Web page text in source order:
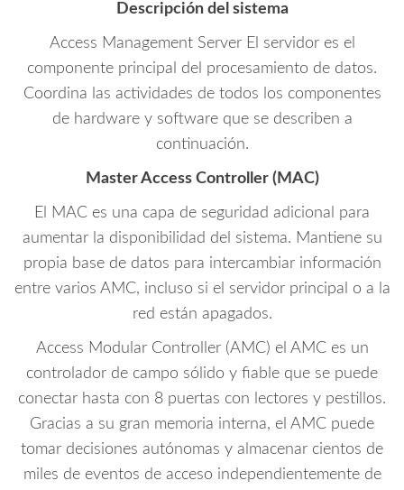
Descripción del sistema
Access Management Server El servidor es el
componente principal del procesamiento de datos.
Coordina las actividades de todos los componentes
de hardware y software que se describen a
continuación.
Master Access Controller (MAC)
El MAC es una capa de seguridad adicional para
aumentar la disponibilidad del sistema. Mantiene su
propia base de datos para intercambiar información
entre varios AMC, incluso si el servidor principal o a la
red están apagados.
Access Modular Controller (AMC) el AMC es un
controlador de campo sólido y fiable que se puede
conectar hasta con 8 puertas con lectores y pestillos.
Gracias a su gran memoria interna, el AMC puede
tomar decisiones autónomas y almacenar cientos de
miles de eventos de acceso independientemente de